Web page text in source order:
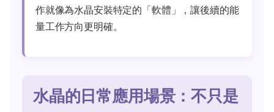
作就像為水晶安裝特定的「軟體」，讓後續的能
量工作方向更明確。
水晶的日常應用場景：不只是